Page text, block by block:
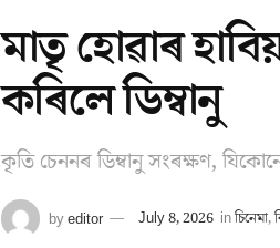
মাতৃ হোৱাৰ
কৰিলে ডিম্বানু
কৃতি চেননৰ ডিম্বানু সংৰক্ষণ,
byeditor July 8, 2026 inচিনেমা,